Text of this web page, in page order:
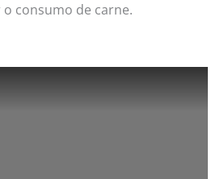
consumo de carne.